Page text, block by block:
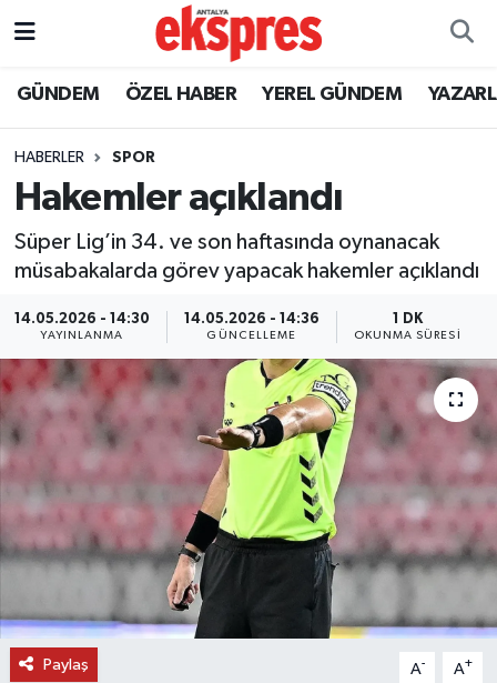
GÜNDEM ÖZEL HABER YEREL GÜNDEM
HABERLER SPOR
Hakemler açıklandı
Süper Lig’in 34. ve son haftasında oynanacak
müsabakalarda görev yapacak hakemler açıklandı
14.05.2026 - 14:30
YAYINLANMA
14.05.2026 - 14:36
GÜNCELLEME
1 DK
OKUNMA SÜRESI
Paylaş A- A+
ÖZEL HABER
YEREL GÜNDEM
EKONOMİ
KÜLTÜR - SANAT
SPOR
SİYASET
SAĞLIK
DÜNYA
TURİZM
Nöbetçi Eczaneler
Trafik Durumu
Süper Lig Puan Durumu ve Fikstür
Tüm Manşetler
Son Dakika Haberleri
Haber Arşivi